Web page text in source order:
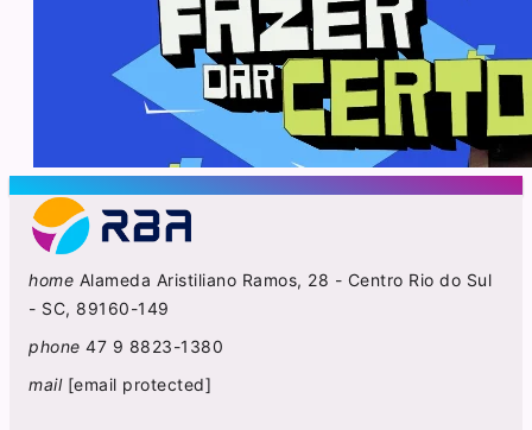
home Alameda Aristiliano Ramos, 28 - Centro Rio do Sul
- SC, 89160-149
phone 47 9 8823-1380
mail [email protected]